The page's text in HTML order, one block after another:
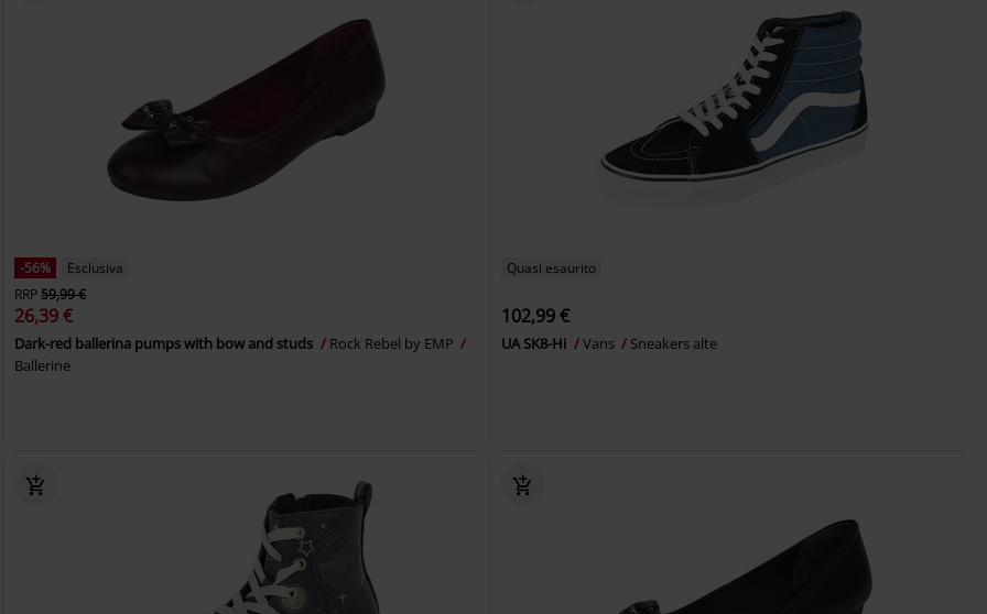
-56%
Esclusiva
RRP59,99 €
26,39 €
Dark-red ballerina pumps with bow and studs
Rock Rebel by EMP
Ballerine
Quasi esaurito
102,99 €
UA SK8-Hi Vans Sneakers alte